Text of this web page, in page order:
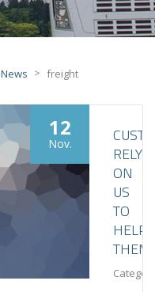
News > freight
12
Nov.
RELY
ON
US
TO
HELP
THEM